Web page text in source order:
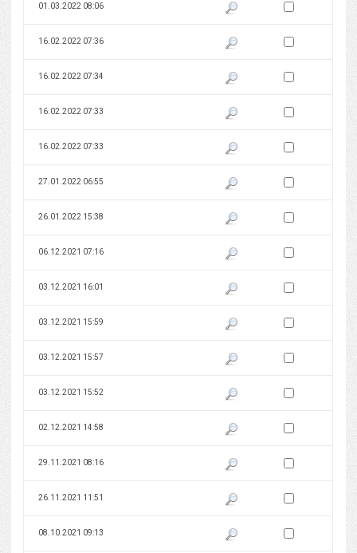
01.03.2022 08:06 Pokaż podgląd wersji z dnia
Zaznacz wersję do
16.02.2022 07:36 Pokaż podgląd wersji z dnia
Zaznacz wersję do
16.02.2022 07:34 Pokaż podgląd wersji z dnia
Zaznacz wersję do
16.02.2022 07:33 Pokaż podgląd wersji z dnia
Zaznacz wersję do
16.02.2022 07:33 Pokaż podgląd wersji z dnia
Zaznacz wersję do
27.01.2022 06:55 Pokaż podgląd wersji z dnia
Zaznacz wersję do
26.01.2022 15:38 Pokaż podgląd wersji z dnia
Zaznacz wersję do
06.12.2021 07:16 Pokaż podgląd wersji z dnia
Zaznacz wersję do
03.12.2021 16:01 Pokaż podgląd wersji z dnia
Zaznacz wersję do
03.12.2021 15:59 Pokaż podgląd wersji z dnia
Zaznacz wersję do
03.12.2021 15:57 Pokaż podgląd wersji z dnia
Zaznacz wersję do
03.12.2021 15:52 Pokaż podgląd wersji z dnia
Zaznacz wersję do
02.12.2021 14:58 Pokaż podgląd wersji z dnia
Zaznacz wersję do
29.11.2021 08:16 Pokaż podgląd wersji z dnia
Zaznacz wersję do
26.11.2021 11:51 Pokaż podgląd wersji z dnia
Zaznacz wersję do
08.10.2021 09:13 Pokaż podgląd wersji z dnia
Zaznacz wersję do